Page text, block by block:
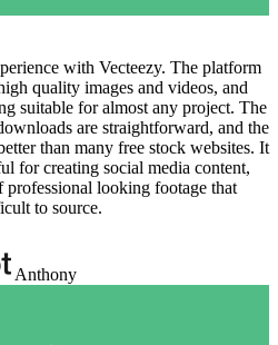
with Vecteezy. The platform
quality images and videos, and
suitable for almost any project. The
are straightforward, and the
than many free stock websites. It
for creating social media content,
professional looking footage that
to source.
Anthony